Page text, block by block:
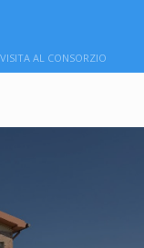
AL CONSORZIO